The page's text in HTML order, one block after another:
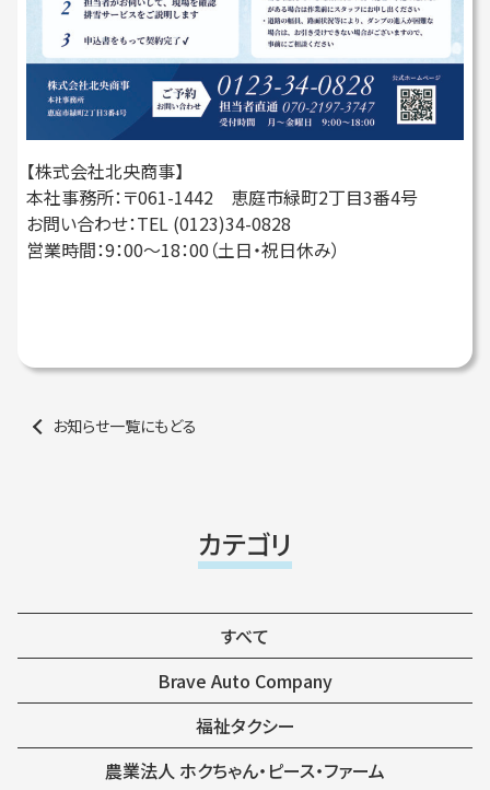
【株式会社北央商事】
本社事務所：〒061-1442 恵庭市緑町2丁目3番4号
お問い合わせ：TEL (0123)34-0828
営業時間：9：00～18：00（土日・祝日休み）
お知らせ一覧にもどる
カテゴリ
すべて
Brave Auto Company
福祉タクシー
農業法人 ホクちゃん・ピース・ファーム